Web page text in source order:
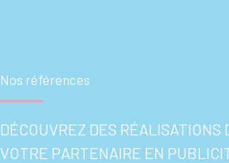
Nos références
DÉCOUVREZ DES RÉALISATIONS
VOTRE PARTENAIRE EN